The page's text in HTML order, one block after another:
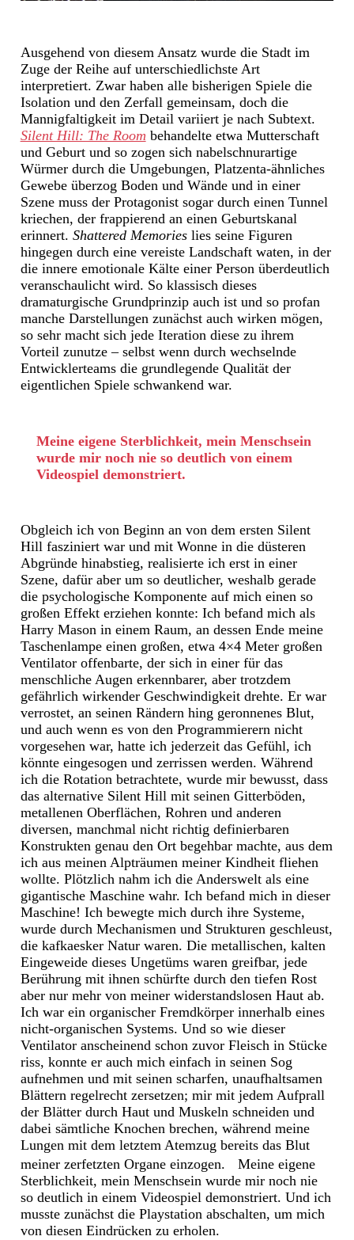
Ausgehend von diesem Ansatz wurde die Stadt im
Zuge der Reihe auf unterschiedlichste Art
interpretiert. Zwar haben alle bisherigen Spiele die
Isolation und den Zerfall gemeinsam, doch die
Mannigfaltigkeit im Detail variiert je nach Subtext.
Silent Hill: The Room behandelte etwa Mutterschaft
und Geburt und so zogen sich nabelschnurartige
Würmer durch die Umgebungen, Platzenta-ähnliches
Gewebe überzog Boden und Wände und in einer
Szene muss der Protagonist sogar durch einen Tunnel
kriechen, der frappierend an einen Geburtskanal
erinnert. Shattered Memorieslies seine Figuren
hingegen durch eine vereiste Landschaft waten, in der
die innere emotionale Kälte einer Person überdeutlich
veranschaulicht wird. So klassisch dieses
dramaturgische Grundprinzip auch ist und so profan
manche Darstellungen zunächst auch wirken mögen,
so sehr macht sich jede Iteration diese zu ihrem
Vorteil zunutze – selbst wenn durch wechselnde
Entwicklerteams die grundlegende Qualität der
eigentlichen Spiele schwankend war.
Meine eigene Sterblichkeit, mein Menschsein
wurde mir noch nie so deutlich von einem
Videospiel demonstriert.
Obgleich ich von Beginn an von dem ersten Silent
Hill fasziniert war und mit Wonne in die düsteren
Abgründe hinabstieg, realisierte ich erst in einer
Szene, dafür aber um so deutlicher, weshalb gerade
die psychologische Komponente auf mich einen so
großen Effekt erziehen konnte: Ich befand mich als
Harry Mason in einem Raum, an dessen Ende meine
Taschenlampe einen großen, etwa 4×4 Meter großen
Ventilator offenbarte, der sich in einer für das
menschliche Augen erkennbarer, aber trotzdem
gefährlich wirkender Geschwindigkeit drehte. Er war
verrostet, an seinen Rändern hing geronnenes Blut,
und auch wenn es von den Programmierern nicht
vorgesehen war, hatte ich jederzeit das Gefühl, ich
könnte eingesogen und zerrissen werden. Während
ich die Rotation betrachtete, wurde mir bewusst, dass
das alternative Silent Hill mit seinen Gitterböden,
metallenen Oberflächen, Rohren und anderen
diversen, manchmal nicht richtig definierbaren
Konstrukten genau den Ort begehbar machte, aus dem
ich aus meinen Alpträumen meiner Kindheit fliehen
wollte. Plötzlich nahm ich die Anderswelt als eine
gigantische Maschine wahr. Ich befand mich in dieser
Maschine! Ich bewegte mich durch ihre Systeme,
wurde durch Mechanismen und Strukturen geschleust,
die kafkaesker Natur waren. Die metallischen, kalten
Eingeweide dieses Ungetüms waren greifbar, jede
Berührung mit ihnen schürfte durch den tiefen Rost
aber nur mehr von meiner widerstandslosen Haut ab.
Ich war ein organischer Fremdkörper innerhalb eines
nicht-organischen Systems. Und so wie dieser
Ventilator anscheinend schon zuvor Fleisch in Stücke
riss, konnte er auch mich einfach in seinen Sog
aufnehmen und mit seinen scharfen, unaufhaltsamen
Blättern regelrecht zersetzen; mir mit jedem Aufprall
der Blätter durch Haut und Muskeln schneiden und
dabei sämtliche Knochen brechen, während meine
Lungen mit dem letztem Atemzug bereits das Blut
meiner zerfetzten Organe einzogen. Meine eigene
Sterblichkeit, mein Menschsein wurde mir noch nie
so deutlich in einem Videospiel demonstriert. Und ich
musste zunächst die Playstation abschalten, um mich
von diesen Eindrücken zu erholen.